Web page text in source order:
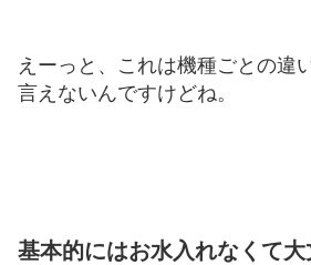
えーっと、これは機種ごとの違
言えないんですけどね。
基本的にはお水入れなくて大